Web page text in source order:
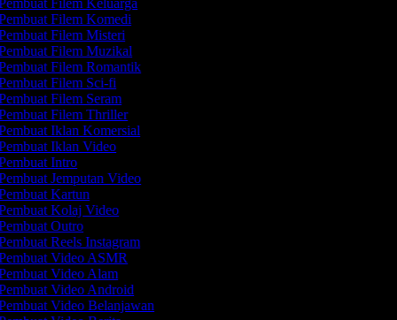
Filem Keluarga
Filem Komedi
Filem Misteri
Filem Muzikal
Filem Romantik
Filem Sci-fi
Filem Seram
Filem Thriller
Iklan Komersial
Iklan Video
Intro
Jemputan Video
Kartun
Kolaj Video
Outro
Reels Instagram
Video ASMR
Video Alam
Video Android
Video Belanjawan